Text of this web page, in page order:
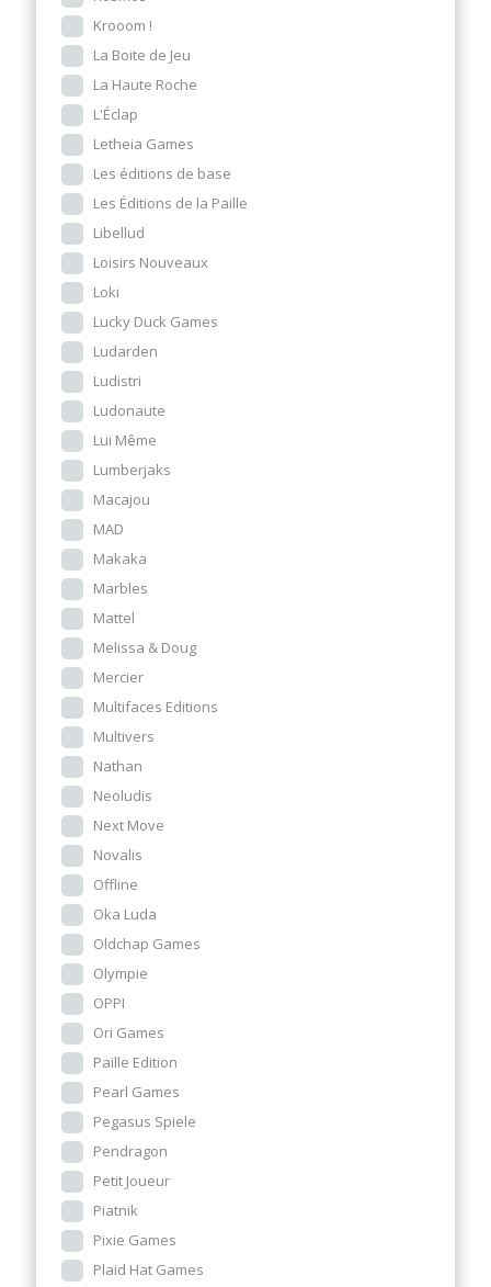
Krooom !
La Boite de Jeu
La Haute Roche
L'Éclap
Letheia Games
Les éditions de base
Les Éditions de la Paille
Libellud
Loisirs Nouveaux
Loki
Lucky Duck Games
Ludarden
Ludistri
Ludonaute
Lui Même
Lumberjaks
Macajou
MAD
Makaka
Marbles
Mattel
Melissa & Doug
Mercier
Multifaces Editions
Multivers
Nathan
Neoludis
Next Move
Novalis
Offline
Oka Luda
Oldchap Games
Olympie
OPPI
Ori Games
Paille Edition
Pearl Games
Pegasus Spiele
Pendragon
Petit Joueur
Piatnik
Pixie Games
Plaid Hat Games